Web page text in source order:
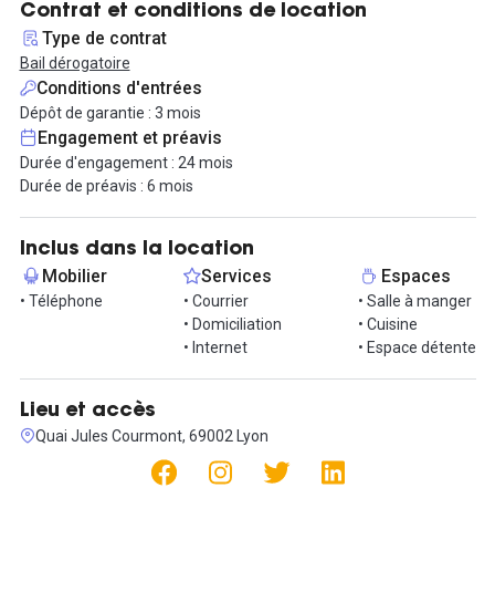
Les arrêts desservi par des transports en commun sont les
suivants :
Pont Guillotière Rd à 1 min de marche
Augagneur Servient à 4 min de marche
Cordeliers à 5 min de marche
Jacobins à 5 min de marche
Bellecour Le Viste à 7 min de marche
Le bureau est situé dans un ancien atelier transformé en bureau
de 60m², pouvant accueillir un maximum de 10 postes.
Loyer comprend :
- Accès aux espaces communs : petite kitchenette et un petit coin
- Internet Haut débit (Fibre optique)
- Prises RG45
- Possibilité d’une téléphonie Voix IP,
- Accès à un photocopieur
Contrat et conditions de location
Type de contrat
Bail dérogatoire
Conditions d'entrées
Dépôt de garantie : 3 mois
Engagement et préavis
Durée d'engagement : 24 mois
Durée de préavis : 6 mois
Inclus dans la location
Mobilier
• Téléphone
Services
• Courrier
• Domiciliation
• Internet
Espaces
• Salle à manger
• Cuisine
• Espace détente
Lieu et accès
Quai Jules Courmont, 69002 Lyon